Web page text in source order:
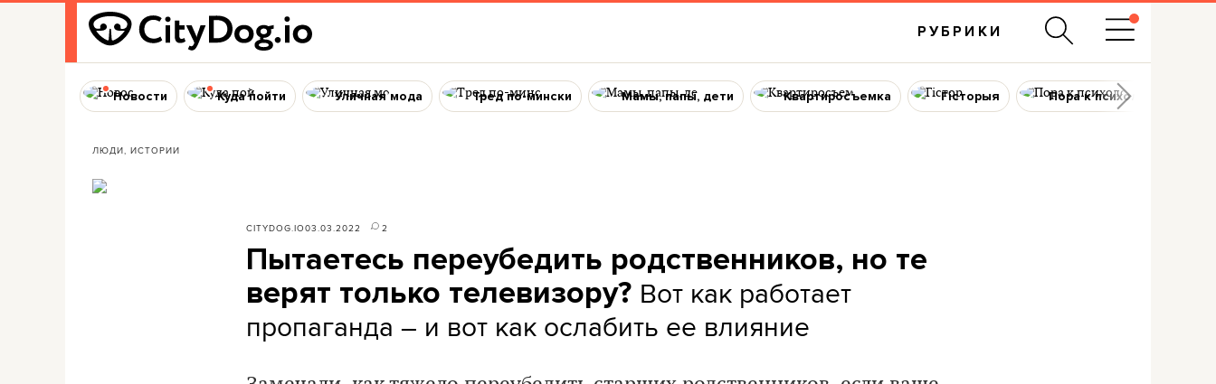
РУБРИКИ
Новости Куда пойти Уличная мода Тред по-мински Мамы, папы, дети Квартиросъемка Гісторыя Пора к психологу
ЛЮДИ, ИСТОРИИ
CITYDOG.IO03.03.2022 2
Пытаетесь переубедить родственников, но те
верят только телевизору? Вот как работает
пропаганда – и вот как ослабить ее влияние